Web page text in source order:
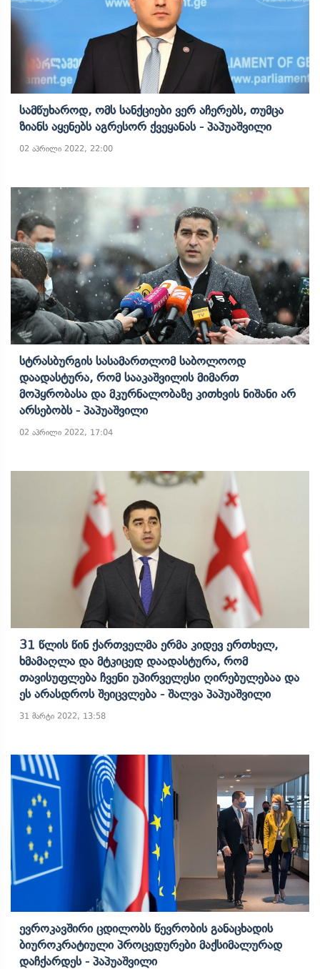
Სამწუხაროდ, Ომს Სანქციები Ვერ Აჩერებს, Თუმცა
Ზიანს Აყენებს Აგრესორ Ქვეყანას - Პაპუაშვილი
02 აპრილი 2022, 22:00
Სტრასბურგის Სასამართლომ Საბოლოოდ
Დაადასტურა, Რომ Სააკაშვილის Მიმართ
Მოპყრობასა Და Მკურნალობაზე Კითხვის Ნიშანი Არ
Არსებობს - Პაპუაშვილი
02 აპრილი 2022, 17:04
31 Წლის Წინ Ქართველმა Ერმა Კიდევ Ერთხელ,
Ხმამაღლა Და Მტკიცედ Დაადასტურა, Რომ
Თავისუფლება Ჩვენი Უპირველესი Ღირებულებაა Და
Ეს Არასდროს Შეიცვლება - Შალვა Პაპუაშვილი
31 მარტი 2022, 13:58
Ევროკავშირი Ცდილობს Წევრობის Განაცხადის
Ბიუროკრატიული Პროცედურები Მაქსიმალურად
Დაჩქარდეს - Პაპუაშვილი